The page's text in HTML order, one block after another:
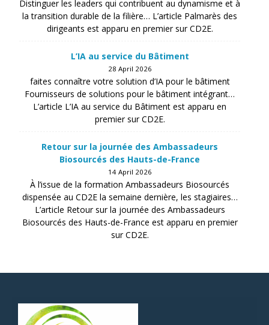
Distinguer les leaders qui contribuent au dynamisme et à
la transition durable de la filière… L’article Palmarès des
dirigeants est apparu en premier sur CD2E.
L’IA au service du Bâtiment
28 April 2026
faites connaître votre solution d’IA pour le bâtiment
Fournisseurs de solutions pour le bâtiment intégrant…
L’article L’IA au service du Bâtiment est apparu en
premier sur CD2E.
Retour sur la journée des Ambassadeurs
Biosourcés des Hauts-de-France
14 April 2026
À l’issue de la formation Ambassadeurs Biosourcés
dispensée au CD2E la semaine dernière, les stagiaires…
L’article Retour sur la journée des Ambassadeurs
Biosourcés des Hauts-de-France est apparu en premier
sur CD2E.